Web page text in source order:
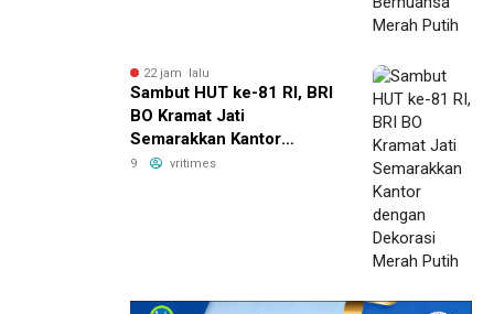
22 jam lalu
Sambut HUT ke-81 RI, BRI
BO Kramat Jati
Semarakkan Kantor
dengan Dekorasi Merah
9 vritimes